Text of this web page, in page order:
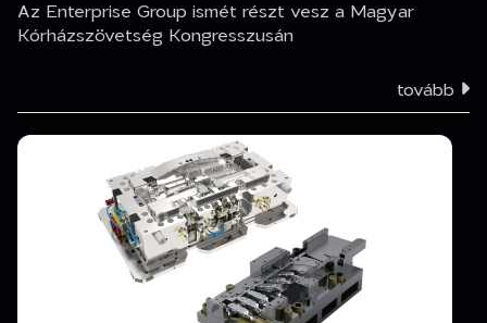
Az Enterprise Group ismét részt vesz a Magyar
Kórházszövetség Kongresszusán
tovább